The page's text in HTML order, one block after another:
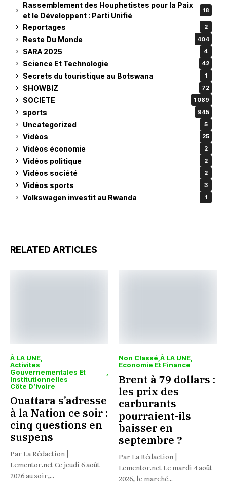
Rassemblement des Houphetistes pour la Paix
et le Développent : Parti Unifié
18
Reportages 2
Reste Du Monde 404
SARA 2025 4
Science Et Technologie 42
Secrets du touristique au Botswana 1
SHOWBIZ 72
SOCIETE 1 089
sports 945
Uncategorized 5
Vidéos 25
Vidéos économie 2
Vidéos politique 2
Vidéos société 2
Vidéos sports 3
Volkswagen investit au Rwanda 1
RELATED ARTICLES
À LA UNE
Activites
Gouvernementales Et
Institutionnelles
Côte D’ivoire
Ouattara s’adresse
à la Nation ce soir :
cinq questions en
suspens
Par La Rédaction |
Lementor.net Ce jeudi 6 août
2026 au soir,...
Non Classé À LA UNE
Economie Et Finance
Brent à 79 dollars :
les prix des
carburants
pourraient-ils
baisser en
septembre ?
Par La Rédaction |
Lementor.net Le mardi 4 août
2026, le marché...